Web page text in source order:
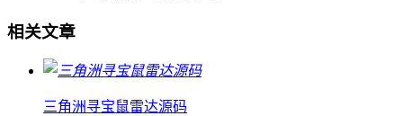
相关文章
三角洲寻宝鼠雷达源码